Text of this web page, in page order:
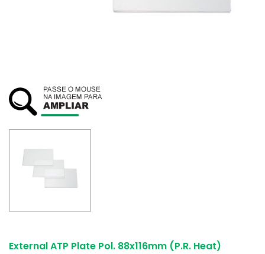
External ATP Plate Pol. 88x116mm (P.R. Heat)